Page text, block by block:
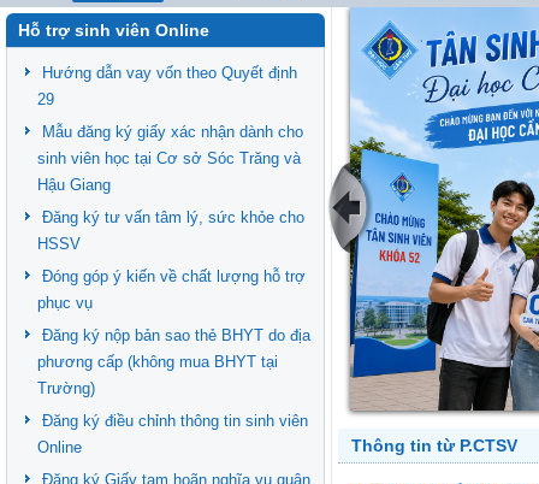
Hỗ trợ sinh viên Online
Hướng dẫn vay vốn theo Quyết định
29
Mẫu đăng ký giấy xác nhận dành cho
sinh viên học tại Cơ sở Sóc Trăng và
Hậu Giang
Đăng ký tư vấn tâm lý, sức khỏe cho
HSSV
Đóng góp ý kiến về chất lượng hỗ trợ
phục vụ
Đăng ký nộp bản sao thẻ BHYT do địa
phương cấp (không mua BHYT tại
Trường)
Đăng ký điều chỉnh thông tin sinh viên
Online
Đăng ký Giấy tạm hoãn nghĩa vụ quân
Thông tin từ P.CTSV